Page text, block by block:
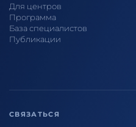
Для центров
Программа
База специалистов
Публикации
СВЯЗАТЬСЯ